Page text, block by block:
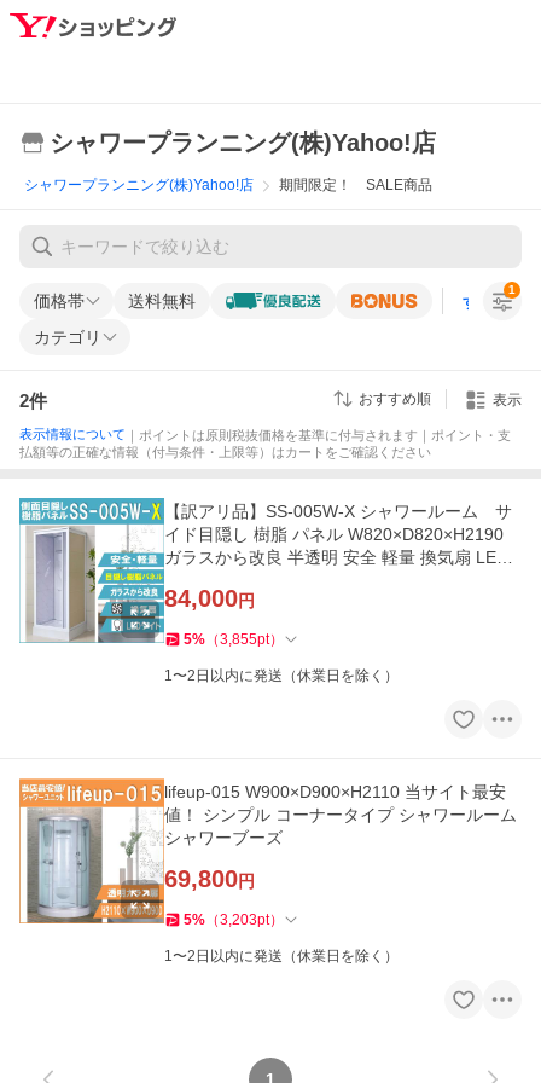
シャワープランニング(株)Yahoo!店
シャワープランニング(株)Yahoo!店 期間限定！ SALE商品
価格帯 送料無料 すべての条
カテゴリ
1
2件 おすすめ順 表示
表示情報について ｜ポイントは原則税抜価格を基準に付与されます｜ポイント・支
払額等の正確な情報（付与条件・上限等）はカートをご確認ください
【訳アリ品】SS-005W-X シャワールーム サ
イド目隠し 樹脂 パネル W820×D820×H2190
ガラスから改良 半透明 安全 軽量 換気扇 LED
84,000円
5% （3,855pt）
1〜2日以内に発送（休業日を除く）
lifeup-015 W900×D900×H2110 当サイト最安
値！ シンプル コーナータイプ シャワールーム
シャワーブーズ
69,800円
5% （3,203pt）
1〜2日以内に発送（休業日を除く）